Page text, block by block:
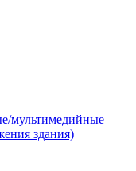
мультимедийные
здания)